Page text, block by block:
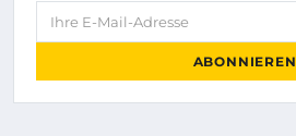
Ihre E-Mail-Adresse
ABONNIEREN